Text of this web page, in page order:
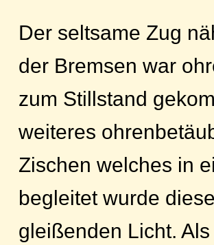
Der seltsame Zug
der Bremsen war
zum Stillstand
weiteres
Zischen welches in
begleitet wurde
gleißenden Licht.